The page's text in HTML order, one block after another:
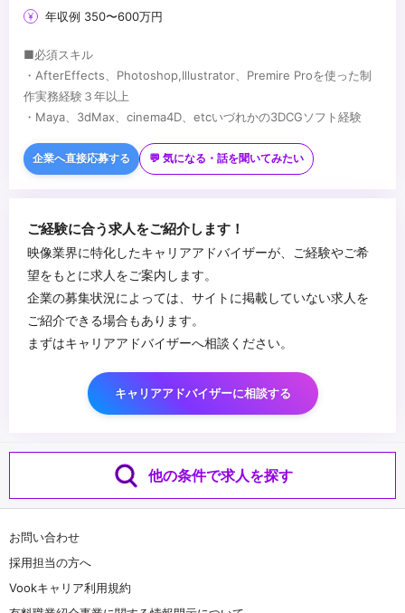
年収例 350〜600万円
■必須スキル
・AfterEffects、Photoshop,Illustrator、Premire Proを使った制
作実務経験３年以上
・Maya、3dMax、cinema4D、etcいづれかの3DCGソフト経験
・グラフィックデザイン・撮影・ディレクションなどの経験、イラ
スト描ける方歓迎
企業へ直接応募する 💬 気になる・話を聞いてみたい
ご経験に合う求人をご紹介します！
映像業界に特化したキャリアアドバイザーが、ご経験やご希
望をもとに求人をご案内します。
企業の募集状況によっては、サイトに掲載していない求人を
ご紹介できる場合もあります。
まずはキャリアアドバイザーへ相談ください。
キャリアアドバイザーに相談する
他の条件で求人を探す
お問い合わせ
採用担当の方へ
Vookキャリア利用規約